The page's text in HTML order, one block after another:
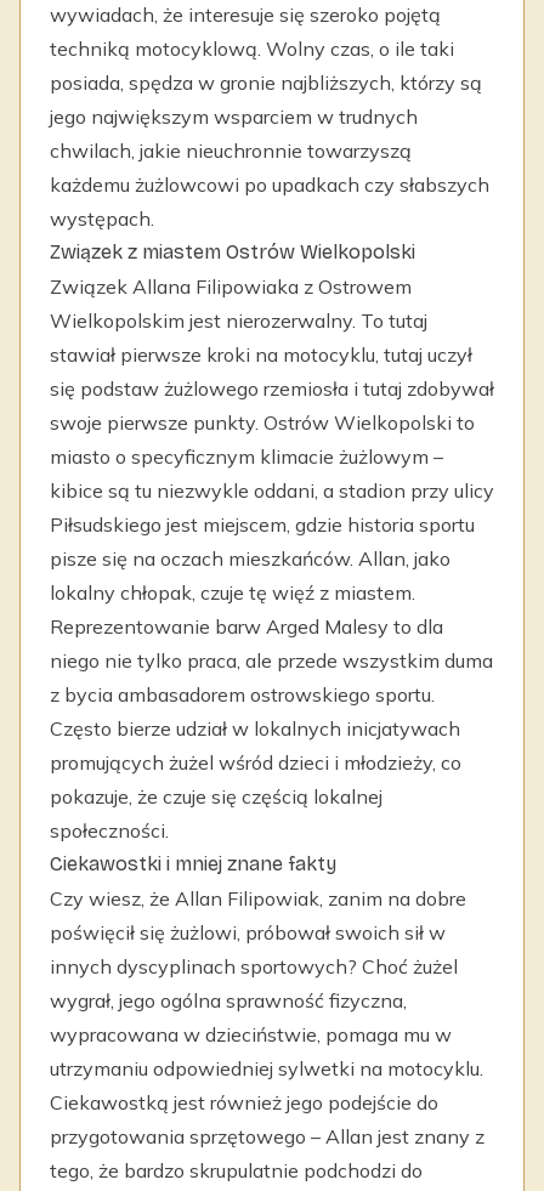
wywiadach, że interesuje się szeroko pojętą
techniką motocyklową. Wolny czas, o ile taki
posiada, spędza w gronie najbliższych, którzy są
jego największym wsparciem w trudnych
chwilach, jakie nieuchronnie towarzyszą
każdemu żużlowcowi po upadkach czy słabszych
występach.
Związek z miastem Ostrów Wielkopolski
Związek Allana Filipowiaka z Ostrowem
Wielkopolskim jest nierozerwalny. To tutaj
stawiał pierwsze kroki na motocyklu, tutaj uczył
się podstaw żużlowego rzemiosła i tutaj zdobywał
swoje pierwsze punkty. Ostrów Wielkopolski to
miasto o specyficznym klimacie żużlowym –
kibice są tu niezwykle oddani, a stadion przy ulicy
Piłsudskiego jest miejscem, gdzie historia sportu
pisze się na oczach mieszkańców. Allan, jako
lokalny chłopak, czuje tę więź z miastem.
Reprezentowanie barw Arged Malesy to dla
niego nie tylko praca, ale przede wszystkim duma
z bycia ambasadorem ostrowskiego sportu.
Często bierze udział w lokalnych inicjatywach
promujących żużel wśród dzieci i młodzieży, co
pokazuje, że czuje się częścią lokalnej
społeczności.
Ciekawostki i mniej znane fakty
Czy wiesz, że Allan Filipowiak, zanim na dobre
poświęcił się żużlowi, próbował swoich sił w
innych dyscyplinach sportowych? Choć żużel
wygrał, jego ogólna sprawność fizyczna,
wypracowana w dzieciństwie, pomaga mu w
utrzymaniu odpowiedniej sylwetki na motocyklu.
Ciekawostką jest również jego podejście do
przygotowania sprzętowego – Allan jest znany z
tego, że bardzo skrupulatnie podchodzi do